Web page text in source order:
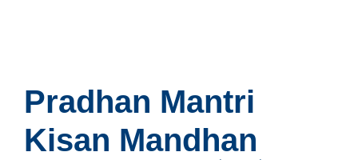
Pradhan Mantri
Kisan Mandhan